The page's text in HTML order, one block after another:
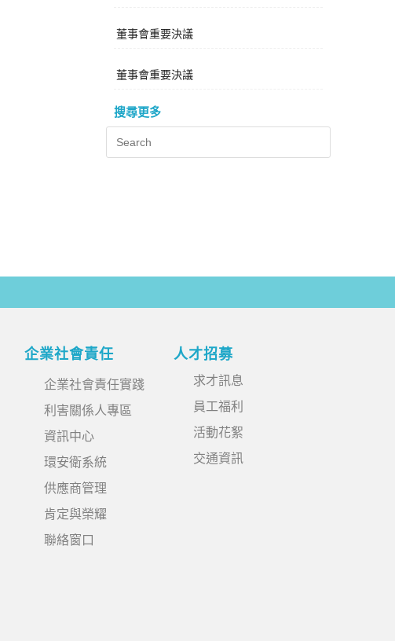
董事會重要決議
董事會重要決議
搜尋更多
企業社會責任
企業社會責任實踐
利害關係人專區
資訊中心
環安衛系統
供應商管理
肯定與榮耀
聯絡窗口
人才招募
求才訊息
員工福利
活動花絮
交通資訊